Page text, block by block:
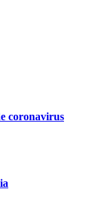
coronavirus